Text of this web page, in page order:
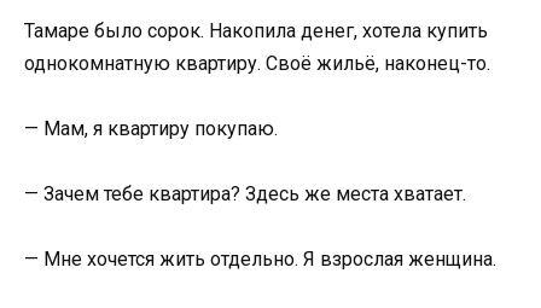
Тамаре было сорок. Накопила денег, хотела купить
однокомнатную квартиру. Своё жильё, наконец-то.
— Мам, я квартиру покупаю.
— Зачем тебе квартира? Здесь же места хватает.
— Мне хочется жить отдельно. Я взрослая женщина.